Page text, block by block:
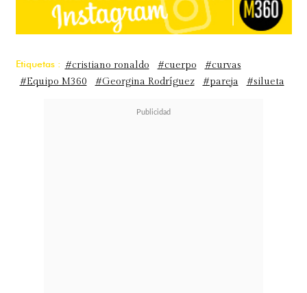
Etiquetas : #cristiano ronaldo #cuerpo
#curvas
#Equipo M360
#Georgina Rodríguez #pareja #silueta